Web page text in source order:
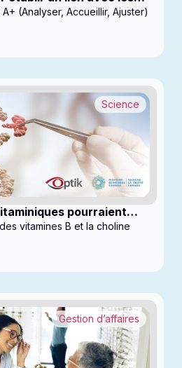
(Analyser, Accueillir, Ajuster)
pourraient
du glaucome
Science
vitamines B et la choline
Gestion d’affaires